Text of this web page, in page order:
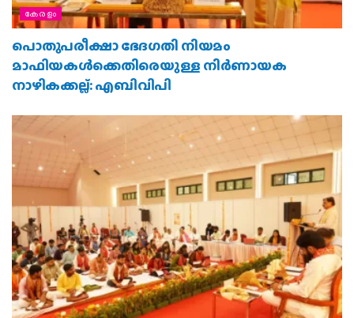
കേരളം
പൊതുപരീക്ഷാ ഭേദഗതി നിയമം
മാഫിയകള്‍ക്കെതിരെയുള്ള നിര്‍ണായക
നാഴികക്കല്ല്: എബിവിപി